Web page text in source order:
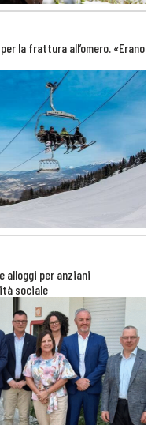
la frattura all’omero. «Erano
alloggi per anziani
sociale